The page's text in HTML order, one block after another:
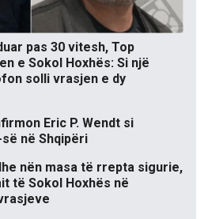
pas 30 vitesh, Top
e Sokol Hoxhës: Si një
solli vrasjen e dy
Eric P. Wendt si
në Shqipëri
nën masa të rrepta sigurie,
të Sokol Hoxhës në